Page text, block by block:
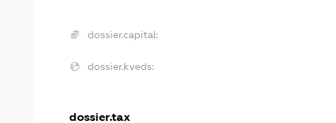
dossier.capital:
dossier.kveds:
dossier.tax